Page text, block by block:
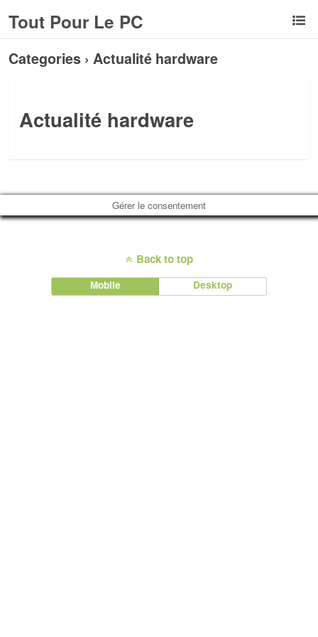
Tout Pour Le PC
Categories › Actualité hardware
Actualité hardware
Gérer le consentement
Back to top
Mobile Desktop